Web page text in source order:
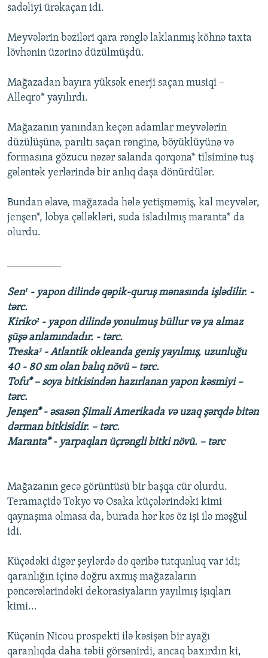
sadəliyi ürəkaçan idi.
Meyvələrin bəziləri qara rənglə laklanmış köhnə taxta
lövhənin üzərinə düzülmüşdü.
Mağazadan bayıra yüksək enerji saçan musiqi –
Alleqro* yayılırdı.
Mağazanın yanından keçən adamlar meyvələrin
düzülüşünə, parıltı saçan rənginə, böyüklüyünə və
formasına gözucu nəzər salanda qorqona* tilsiminə tuş
gələntək yerlərində bir anlıq daşa dönürdülər.
Bundan əlavə, mağazada hələ yetişməmiş, kal meyvələr,
jenşen*, lobya çəlləkləri, suda isladılmış maranta* da
olurdu.
Sen¹ - yapon dilində qəpik-quruş mənasında işlədilir. -
tərc.
Kiriko² - yapon dilində yonulmuş büllur və ya almaz
şüşə anlamındadır. - tərc.
Treska³ - Atlantik okleanda geniş yayılmış, uzunluğu
40 - 80 sm olan balıq növü – tərc.
Tofu* – soya bitkisindən hazırlanan yapon kəsmiyi –
tərc.
Jenşen* - əsasən Şimali Amerikada və uzaq şərqdə bitən
dərman bitkisidir. – tərc.
Maranta* - yarpaqları üçrəngli bitki növü. – tərc
Mağazanın gecə görüntüsü bir başqa cür olurdu.
Teramaçidə Tokyo və Osaka küçələrindəki kimi
qaynaşma olmasa da, burada hər kəs öz işi ilə məşğul
idi.
Küçədəki digər şeylərdə də qəribə tutqunluq var idi;
qaranlığın içinə doğru axmış mağazaların
pəncərələrindəki dekorasiyaların yayılmış işıqları
kimi...
Küçənin Nicou prospekti ilə kəsişən bir ayağı
qaranlıqda daha təbii görsənirdi, ancaq baxırdın ki,